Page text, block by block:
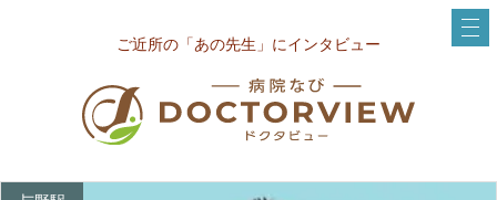
ご近所の「あの先生」にインタビュー